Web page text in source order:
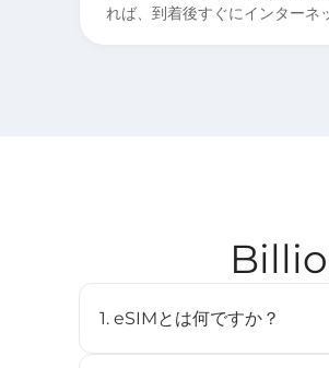
れば、到着後すぐにインターネ
1. eSIMとは何ですか？